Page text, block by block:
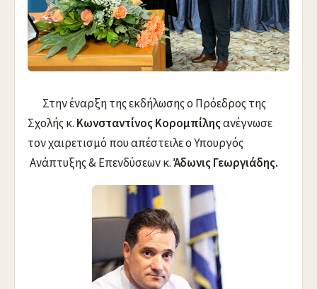
Στην έναρξη της εκδήλωσης ο Πρόεδρος της
Σχολής κ. Κωνσταντίνος Κορομπίληςανέγνωσε
τον χαιρετισμό που απέστειλε ο Υπουργός
Ανάπτυξης & Επενδύσεων κ.Άδωνις Γεωργιάδης.